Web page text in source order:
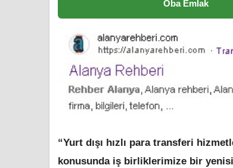
Oba Emlak
“Yurt dışı hızlı para transferi
konusunda iş birliklerimize bir